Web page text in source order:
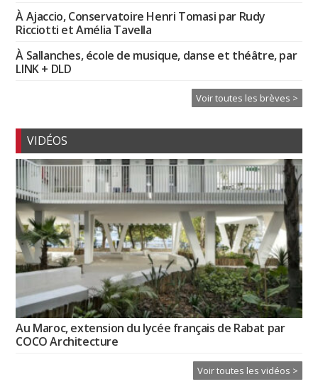
À Ajaccio, Conservatoire Henri Tomasi par Rudy
Ricciotti et Amélia Tavella
À Sallanches, école de musique, danse et théâtre, par
LINK + DLD
Voir toutes les brèves >
VIDÉOS
Au Maroc, extension du lycée français de Rabat par
COCO Architecture
Voir toutes les vidéos >